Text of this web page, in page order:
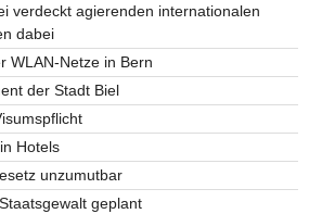
verdeckt agierenden internationalen
dabei
WLAN-Netze in Bern
der Stadt Biel
Hotels
unzumutbar
geplant